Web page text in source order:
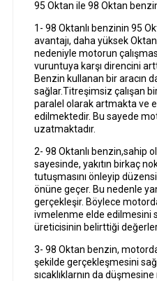
95 Oktan ile 98 Oktan
1- 98 Oktanlı benzinin 95
avantajı, daha yüksek Oktan
nedeniyle motorun
vuruntuya karşı direncini
Benzin kullanan bir aracın
sağlar.Titreşimsiz
paralel olarak artmakta ve
edilmektedir. Bu sayede
uzatmaktadır.
2- 98 Oktanlı benzin,sahip
sayesinde, yakıtın birkaç
tutuşmasını önleyip
önüne geçer. Bu nedenle
gerçekleşir. Böylece
ivmelenme elde edilmesini
üreticisinin belirttiği
3- 98 Oktan benzin,
şekilde gerçekleşmesini
sıcaklıklarnın da